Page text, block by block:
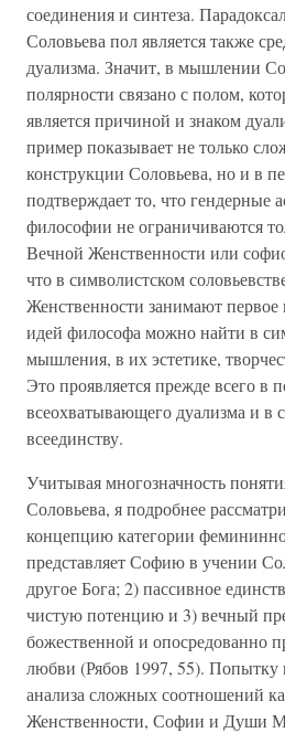
соединения и синтеза.
Соловьева пол является также
дуализма. Значит, в мышлении
полярности связано с полом,
является причиной и знаком
пример показывает не только
конструкции Соловьева, но и в
подтверждает то, что гендерные
философии не ограничиваются
Вечной Женственности или
что в символистском
Женственности занимают первое
идей философа можно найти в
мышления, в их эстетике,
Это проявляется прежде всего в
всеохватывающего дуализма и в
всеединству.
Учитывая многозначность
Соловьева, я подробнее
концепцию категории
представляет Софию в учении
другое Бога; 2) пассивное
чистую потенцию и 3) вечный
божественной и опосредованно
любви (Рябов 1997, 55). Попытку
анализа сложных соотношений
Женственности, Софии и Души